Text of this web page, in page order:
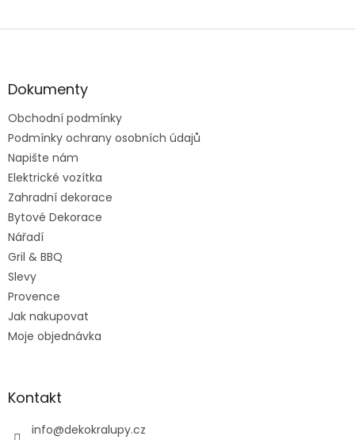
Z
aDokumenty
Obchodní podmínky
Podmínky ochrany osobních údajů
Napište nám
Elektrické vozítka
Zahradní dekorace
Bytové Dekorace
Nářadí
Gril & BBQ
Slevy
Provence
Jak nakupovat
Moje objednávka
Kontakt
info@dekokralupy.cz